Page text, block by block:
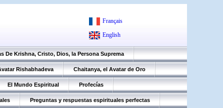
Français
English
De Krishna, Cristo, Dios, la Persona Suprema
Rishabhadeva Chaitanya, el Avatar de Oro
El Mundo Espiritual Profecías
Preguntas y respuestas espirituales perfectas